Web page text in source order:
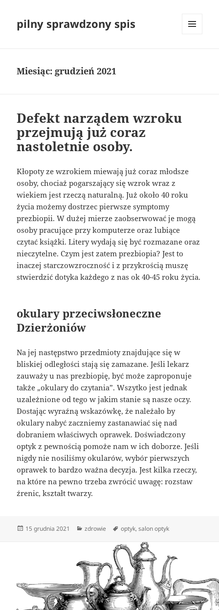
pilny sprawdzony spis
Miesiąc: grudzień 2021
Defekt narządem wzroku
przejmują już coraz
nastoletnie osoby.
Kłopoty ze wzrokiem miewają już coraz młodsze
osoby, chociaż pogarszający się wzrok wraz z
wiekiem jest rzeczą naturalną. Już około 40 roku
życia możemy dostrzec pierwsze symptomy
prezbiopii. W dużej mierze zaobserwować je mogą
osoby pracujące przy komputerze oraz lubiące
czytać książki. Litery wydają się być rozmazane oraz
nieczytelne. Czym jest zatem prezbiopia? Jest to
inaczej starczowzroczność i z przykrością muszę
stwierdzić dotyka każdego z nas ok 40-45 roku życia.
okulary przeciwsłoneczne
Dzierżoniów
Na jej następstwo przedmioty znajdujące się w
bliskiej odległości stają się zamazane. Jeśli lekarz
zauważy u nas prezbiopię, być może zaproponuje
także „okulary do czytania”. Wszytko jest jednak
uzależnione od tego w jakim stanie są nasze oczy.
Dostając wyraźną wskazówkę, że należało by
okulary nabyć zaczniemy zastanawiać się nad
dobraniem właściwych oprawek. Doświadczony
optyk z pewnością pomoże nam w ich doborze. Jeśli
nigdy nie nosiliśmy okularów, wybór pierwszych
oprawek to bardzo ważna decyzja. Jest kilka rzeczy,
na które na pewno trzeba zwrócić uwagę: rozstaw
źrenic, kształt twarzy.
Data
15 grudnia 2021 Kategorie
zdrowie Tagi
optyk,salon optyk